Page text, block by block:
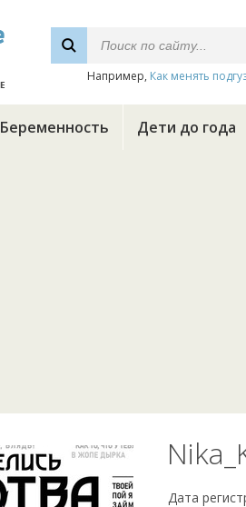
Например, Как менять
Беременность Дети до года
Дата